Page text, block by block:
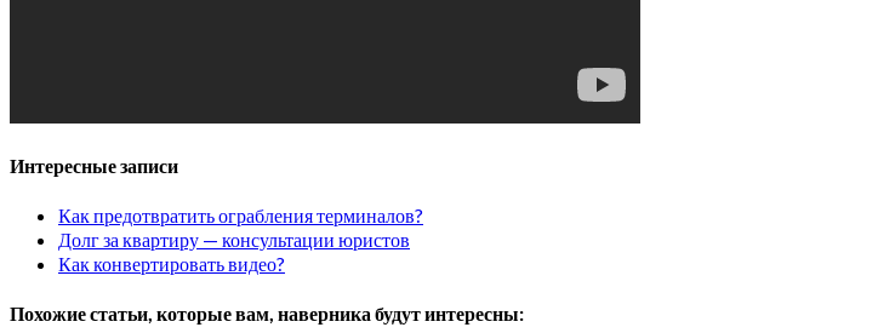
Интересные записи
Как предотвратить ограбления терминалов?
Долг за квартиру — консультации юристов
Как конвертировать видео?
Похожие статьи, которые вам, наверника будут интересны: